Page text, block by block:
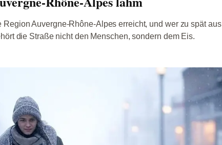
Auvergne-Rhône-Alpes erreicht, und wer zu spät aus
die Straße nicht den Menschen, sondern dem Eis.